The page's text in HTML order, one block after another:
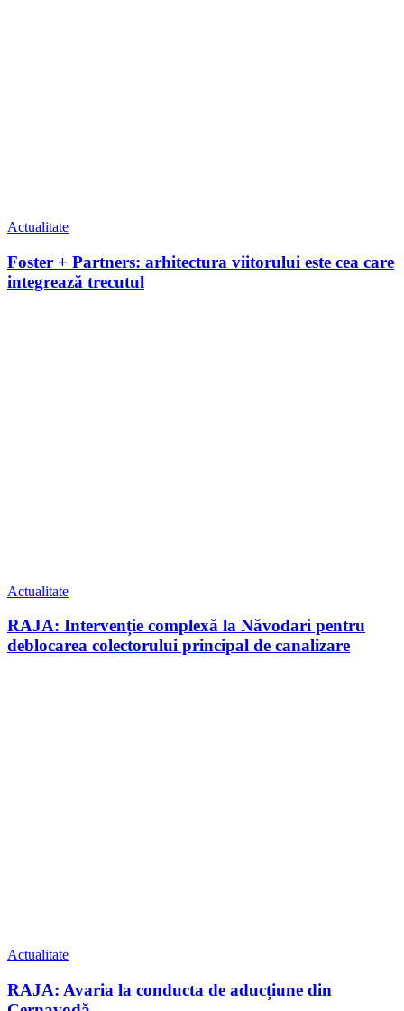
Actualitate
Foster + Partners: arhitectura viitorului este cea care
integrează trecutul
Actualitate
RAJA: Intervenție complexă la Năvodari pentru
deblocarea colectorului principal de canalizare
Actualitate
RAJA: Avaria la conducta de aducțiune din